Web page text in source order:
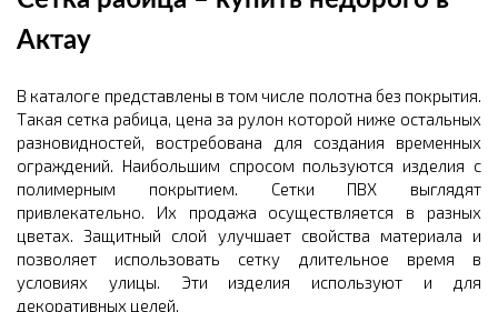
Актау
В каталоге представлены в том числе полотна без покрытия.
Такая сетка рабица, цена за рулон которой ниже остальных
разновидностей, востребована для создания временных
ограждений. Наибольшим спросом пользуются изделия с
полимерным покрытием. Сетки ПВХ выглядят
привлекательно. Их продажа осуществляется в разных
цветах. Защитный слой улучшает свойства материала и
позволяет использовать сетку длительное время в
условиях улицы. Эти изделия используют и для
декоративных целей.